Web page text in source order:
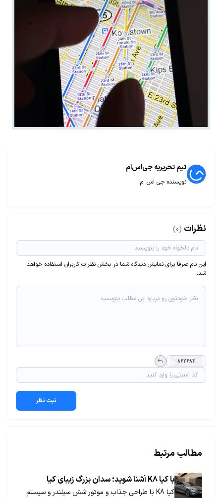
تیم تحریریه جی‌اس‌ام
نویسنده جی اس ام
نظرات (0)
این نام صرفا برای نمایش دیدگاه شما در بخش نظرات کاربران استفاده خواهد
شد.
ثبت نظر
مطالب مرتبط
با کیا K8 آشنا شوید؛ سدان بزرگ زیبای کیا
کیا K8 با طراحی جذاب و موتور شش سیلندر و سیستم